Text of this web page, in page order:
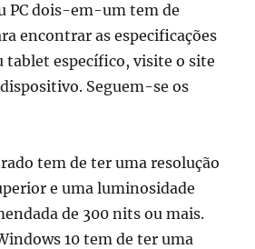
PC dois-em-um tem de
encontrar as especificações
tablet específico, visite o site
Seguem-se os
tem de ter uma resolução
e uma luminosidade
de 300 nits ou mais.
10 tem de ter uma